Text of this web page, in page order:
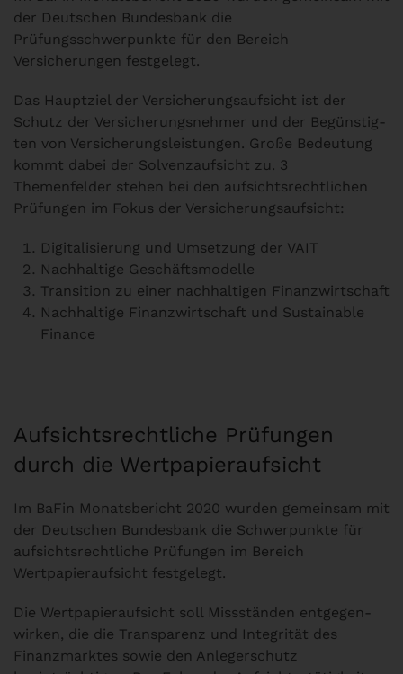
der Deutschen Bundesbank die
Prüfungsschwerpunkte für den Bereich
Versicherungen festgelegt.
Das Hauptziel der Versicherungsaufsicht ist der
Schutz der Versicherungsnehmer und der Begünstig­
ten von Versicherungsleistungen. Große Bedeutung
kommt dabei der Solvenzaufsicht zu. 3
Themenfelder stehen bei den aufsichtsrechtlichen
Prüfungen im Fokus der Versicherungsaufsicht:
Digitalisierung und Umsetzung der VAIT
Nachhaltige Geschäftsmodelle
Transition zu einer nachhaltigen Finanzwirtschaft
Nachhaltige Finanzwirtschaft und Sustainable
Finance
Aufsichtsrechtliche Prüfungen
durch die Wertpapieraufsicht
Im BaFin Monatsbericht 2020 wurden gemeinsam mit
der Deutschen Bundesbank die Schwerpunkte für
aufsichtsrechtliche Prüfungen im Bereich
Wertpapieraufsicht festgelegt.
Die Wertpapieraufsicht soll Missständen entgegen­
wirken, die die Transparenz und Integrität des
Finanz­marktes sowie den Anlegerschutz